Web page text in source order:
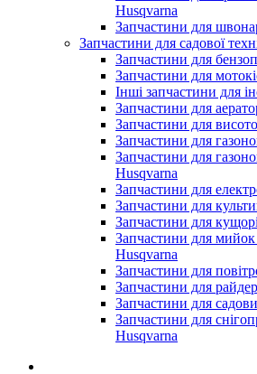
Husqvarna
Запчастини для
Запчастини для садової
Запчастини для
Запчастини для
Інші запчастини для
Запчастини для
Запчастини для
Запчастини для
Запчастини для
Husqvarna
Запчастини для
Запчастини для
Запчастини для
Запчастини для
Husqvarna
Запчастини для
Запчастини для
Запчастини для
Запчастини для
Husqvarna